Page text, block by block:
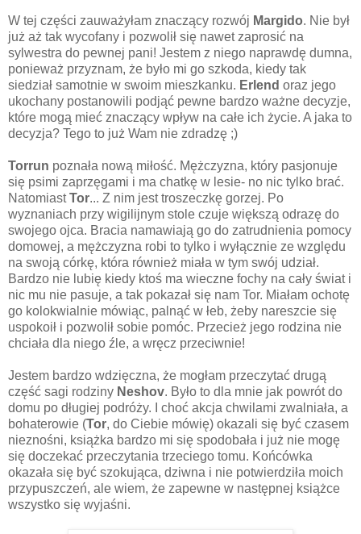
W tej części zauważyłam znaczący rozwój Margido. Nie był
już aż tak wycofany i pozwolił się nawet zaprosić na
sylwestra do pewnej pani! Jestem z niego naprawdę dumna,
ponieważ przyznam, że było mi go szkoda, kiedy tak
siedział samotnie w swoim mieszkanku. Erlend oraz jego
ukochany postanowili podjąć pewne bardzo ważne decyzje,
które mogą mieć znaczący wpływ na całe ich życie. A jaka to
decyzja? Tego to już Wam nie zdradzę ;)
Torrun poznała nową miłość. Mężczyzna, który pasjonuje
się psimi zaprzęgami i ma chatkę w lesie- no nic tylko brać.
NatomiastTor... Z nim jest troszeczkę gorzej. Po
wyznaniach przy wigilijnym stole czuje większą odrazę do
swojego ojca. Bracia namawiają go do zatrudnienia pomocy
domowej, a mężczyzna robi to tylko i wyłącznie ze względu
na swoją córkę, która również miała w tym swój udział.
Bardzo nie lubię kiedy ktoś ma wieczne fochy na cały świat i
nic mu nie pasuje, a tak pokazał się nam Tor. Miałam ochotę
go kolokwialnie mówiąc, palnąć w łeb, żeby nareszcie się
uspokoił i pozwolił sobie pomóc. Przecież jego rodzina nie
chciała dla niego źle, a wręcz przeciwnie!
Jestem bardzo wdzięczna, że mogłam przeczytać drugą
część sagi rodziny Neshov. Było to dla mnie jak powrót do
domu po długiej podróży. I choć akcja chwilami zwalniała, a
bohaterowie (Tor, do Ciebie mówię) okazali się być czasem
nieznośni, książka bardzo mi się spodobała i już nie mogę
się doczekać przeczytania trzeciego tomu. Końcówka
okazała się być szokująca, dziwna i nie potwierdziła moich
przypuszczeń, ale wiem, że zapewne w następnej książce
wszystko się wyjaśni.